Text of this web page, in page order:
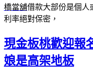
橋當舖借款大部份是個人
利率絕對保密，
現金板桃歡迎報
娘是高架地板